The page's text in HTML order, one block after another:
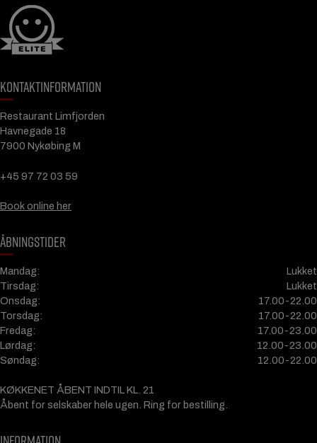
KONTAKTINFORMATION
Restaurant Limfjorden
Havnegade 18
7900 Nykøbing M
+45 97 72 03 59
Book online her
ÅBNINGSTIDER
Mandag:
Tirsdag:
Onsdag:
Torsdag:
Fredag:
Lørdag:
Søndag:
Lukket
Lukket
17.00-22.00
17.00-22.00
17.00-23.00
12.00-23.00
12.00-22.00
KØKKENET ÅBENT INDTIL KL. 21
Åbent for selskaber hele ugen. Ring for bestilling.